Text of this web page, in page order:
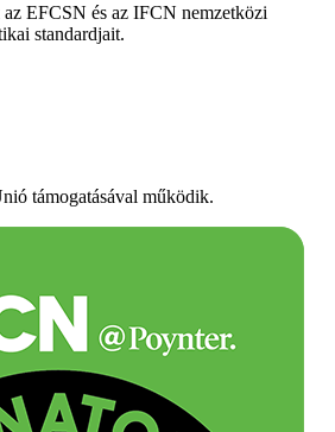
EFCSN és az IFCN nemzetközi
standardjait.
támogatásával működik.